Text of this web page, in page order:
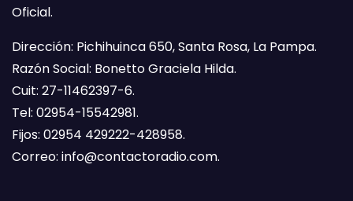
Oficial.
Dirección: Pichihuinca 650, Santa Rosa, La Pampa.
Razón Social: Bonetto Graciela Hilda.
Cuit: 27-11462397-6.
Tel: 02954-15542981.
Fijos: 02954 429222-428958.
Correo: info@contactoradio.com.